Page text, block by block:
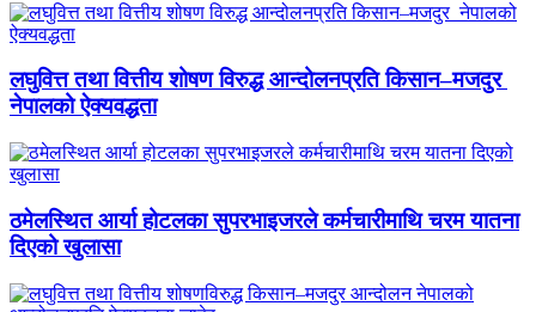
लघुवित्त तथा वित्तीय शोषण विरुद्ध आन्दोलनप्रति किसान–मजदुर
नेपालको ऐक्यवद्धता
ठमेलस्थित आर्या होटलका सुपरभाइजरले कर्मचारीमाथि चरम यातना
दिएको खुलासा